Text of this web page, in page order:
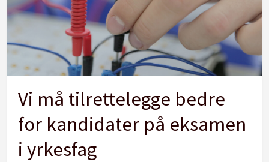
Vi må tilrettelegge bedre
for kandidater på eksamen
i yrkesfag